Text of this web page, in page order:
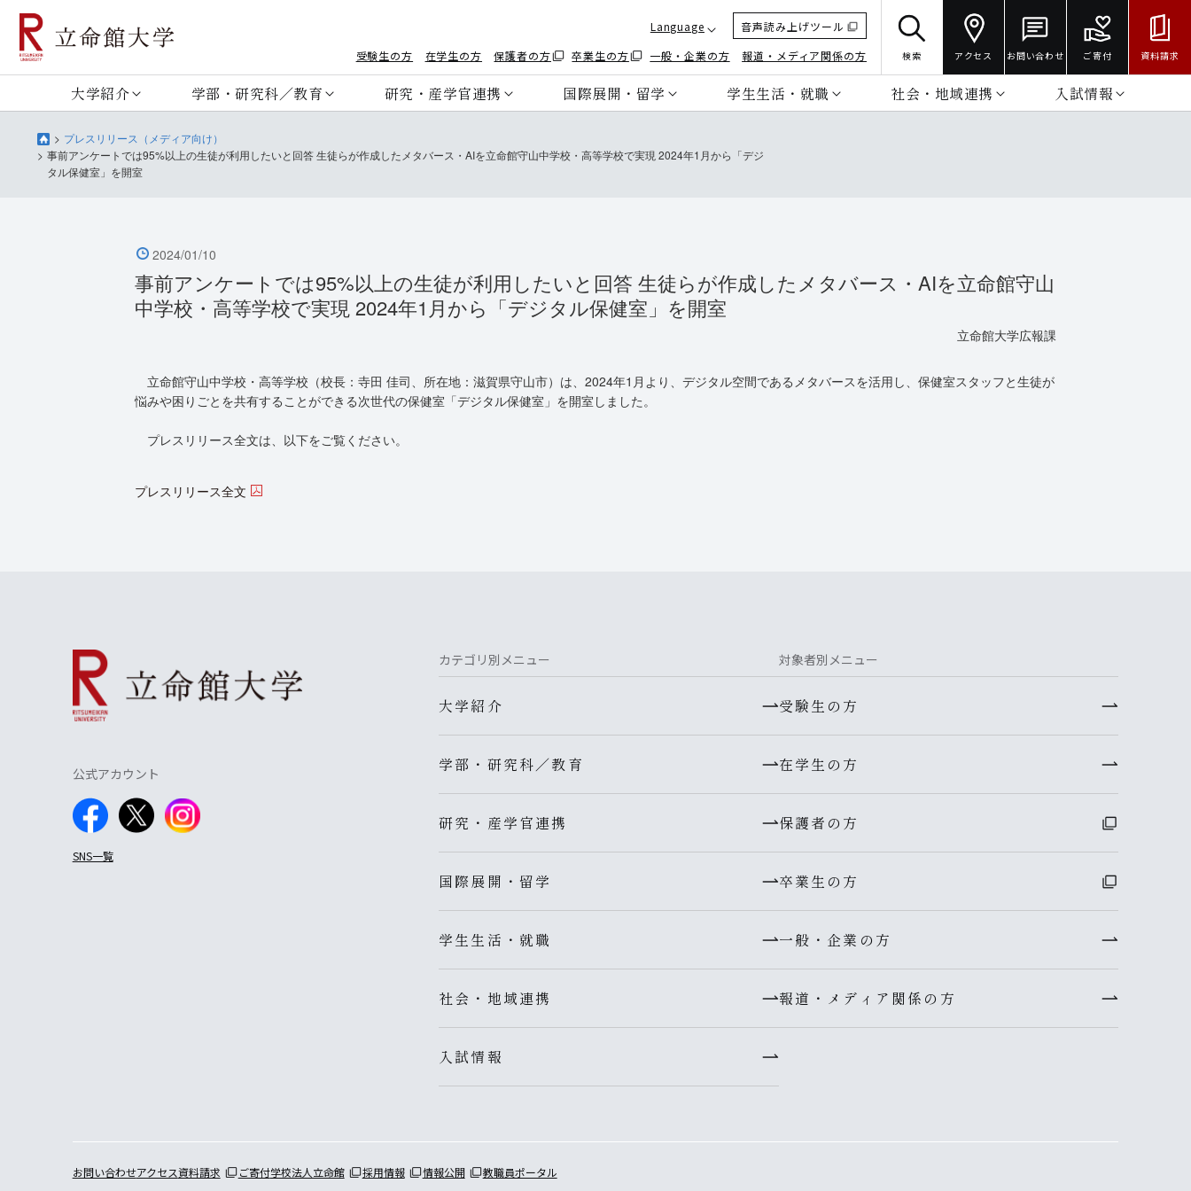
Language
音声読み上げツール
受験生の方
在学生の方 保護者の方 卒業生の方 一般・企業の方 報道・メディア関係の方 検索 アクセス お問い合わせ ご寄付 資料請求
大学紹介 学部・研究科／教育 研究・産学官連携 国際展開・留学 学生生活・就職 社会・地域連携 入試情報
プレスリリース（メディア向け）
事前アンケートでは95%以上の生徒が利用したいと回答 生徒らが作成したメタバース・AIを立命館守山中学校・高等学校で実現 2024年1月から「デジ
タル保健室」を開室
2024/01/10
事前アンケートでは95%以上の生徒が利用したいと回答 生徒らが作成したメタバース・AIを立命館守山
中学校・高等学校で実現 2024年1月から「デジタル保健室」を開室
立命館大学広報課
立命館守山中学校・高等学校（校長：寺田 佳司、所在地：滋賀県守山市）は、2024年1月より、デジタル空間であるメタバースを活用し、保健室スタッフと生徒が
悩みや困りごとを共有することができる次世代の保健室「デジタル保健室」を開室しました。
プレスリリース全文は、以下をご覧ください。
プレスリリース全文
公式アカウント
SNS一覧
カテゴリ別メニュー
大学紹介
学部・研究科／教育
研究・産学官連携
国際展開・留学
学生生活・就職
社会・地域連携
入試情報
対象者別メニュー
受験生の方
在学生の方
保護者の方
卒業生の方
一般・企業の方
報道・メディア関係の方
お問い合わせアクセス資料請求 ご寄付学校法人立命館 採用情報 情報公開 教職員ポータル